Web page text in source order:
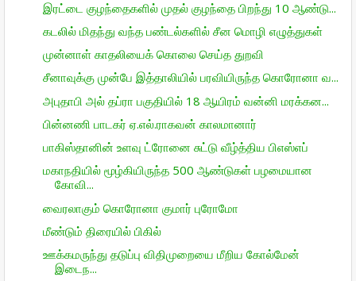
இரட்டை குழந்தைகளில் முதல் குழந்தை பிறந்து 10 ஆண்டு...
கடலில் மிதந்து வந்த பண்டல்களில் சீன மொழி எழுத்துகள்
முன்னாள் காதலியைக் கொலை செய்த துறவி
சீனாவுக்கு முன்பே இத்தாலியில் பரவியிருந்த கொரோனா வ...
அபுதாபி அல் தப்ரா பகுதியில் 18 ஆயிரம் வன்னி மரக்கன...
பின்னணி பாடகர் ஏ.எல்.ராகவன் காலமானார்
பாகிஸ்தானின் உளவு ட்ரோனை சுட்டு வீழ்த்திய பிஎஸ்எப்
மகாநதியில் மூழ்கியிருந்த 500 ஆண்டுகள் பழமையான
கோவி...
வைரலாகும் கொரோனா குமார் புரோமோ
மீண்டும் திரையில் பிகில்
ஊக்கமருந்து தடுப்பு விதிமுறையை மீறிய கோல்மேன்
இடைந...